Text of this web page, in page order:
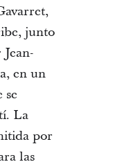
junto
en un
se
La
por
las